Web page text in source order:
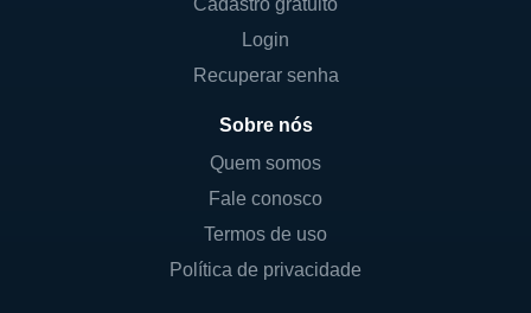
cruciais. A localização geográfica da
empresa lhe permite atender tanto a
mercados regionais quanto internacionais,
expandindo sua base de clientes e
Cadastro gratuito
Login
Recuperar senha
Sobre nós
Quem somos
Fale conosco
Termos de uso
Política de privacidade